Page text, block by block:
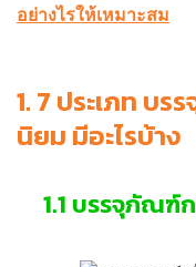
อย่างไรให้เหมาะสม
1. 7 ประเภท บ
นิยม มีอะไรบ้าง
1.1 บรรจุภัณฑ์